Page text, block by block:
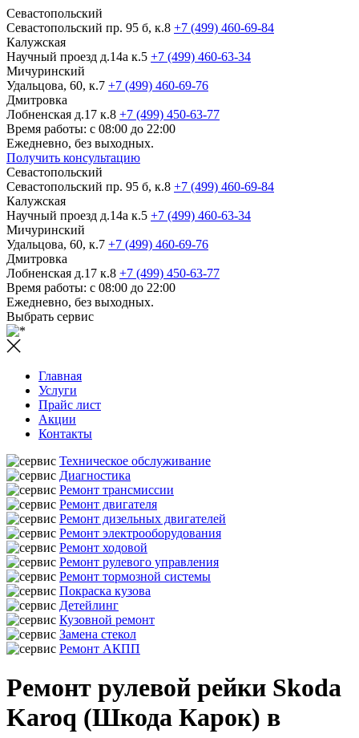
Севастопольский
Севастопольский пр. 95 б, к.8 +7 (499) 460-69-84
Калужская
Научный проезд д.14а к.5 +7 (499) 460-63-34
Мичуринский
Удальцова, 60, к.7 +7 (499) 460-69-76
Дмитровка
Лобненская д.17 к.8 +7 (499) 450-63-77
Время работы: с 08:00 до 22:00
Ежедневно, без выходных.
Получить консультацию
Севастопольский
Севастопольский пр. 95 б, к.8 +7 (499) 460-69-84
Калужская
Научный проезд д.14а к.5 +7 (499) 460-63-34
Мичуринский
Удальцова, 60, к.7 +7 (499) 460-69-76
Дмитровка
Лобненская д.17 к.8 +7 (499) 450-63-77
Время работы: с 08:00 до 22:00
Ежедневно, без выходных.
Выбрать сервис
Главная
Услуги
Прайс лист
Акции
Контакты
Техническое обслуживание
Диагностика
Ремонт трансмиссии
Ремонт двигателя
Ремонт дизельных двигателей
Ремонт электрооборудования
Ремонт ходовой
Ремонт рулевого управления
Ремонт тормозной системы
Покраска кузова
Детейлинг
Кузовной ремонт
Замена стекол
Ремонт АКПП
Ремонт рулевой рейки Skoda
Karoq (Шкода Карок) в